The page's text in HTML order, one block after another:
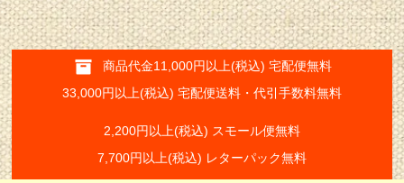
商品代金11,000円以上(税込) 宅配便無料
33,000円以上(税込) 宅配便送料・代引手数料無料
2,200円以上(税込) スモール便無料
7,700円以上(税込) レターパック無料